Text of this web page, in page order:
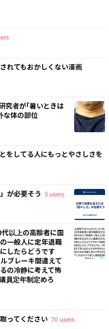
れてもおかしくない漫画
究者が｢暑いときは
な体の部位
をしてる人にもっとやさしさを
が必要そう 5 users
以上の高齢者に国
一般人に定年退職
したらどうです
ブレーキ間違えて
の冷静に考えて怖
員定年制定めろ
ってください 70 users